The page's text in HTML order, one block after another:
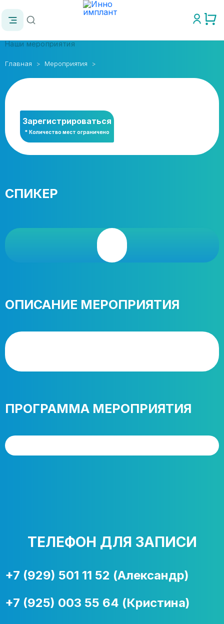
Наши мероприятия
Главная Мероприятия
Зарегистрироваться
* Количество мест ограничено
СПИКЕР
ОПИСАНИЕ МЕРОПРИЯТИЯ
ПРОГРАММА МЕРОПРИЯТИЯ
ТЕЛЕФОН ДЛЯ ЗАПИСИ
+7 (929) 501 11 52 (Александр)
+7 (925) 003 55 64 (Кристина)